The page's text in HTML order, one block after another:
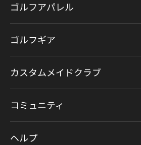
ゴルフアパレル
ゴルフギア
カスタムメイドクラブ
コミュニティ
ヘルプ